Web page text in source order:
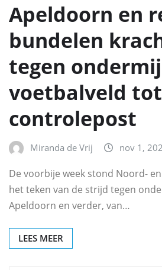
Apeldoorn en
bundelen
tegen
voetbalveld tot
controlepost
Miranda de Vrij nov 1,
De voorbije week stond Noord-
het teken van de strijd tegen
Apeldoorn en verder, van…
LEES MEER